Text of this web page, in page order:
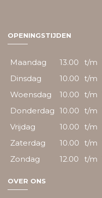
OPENINGSTIJDEN
Maandag 13.00 t/m
Dinsdag
10.00 t/m
Woensdag
10.00 t/m
Donderdag 10.00 t/m
Vrijdag
10.00 t/m
Zaterdag
10.00 t/m
Zondag
12.00 t/m
OVER ONS